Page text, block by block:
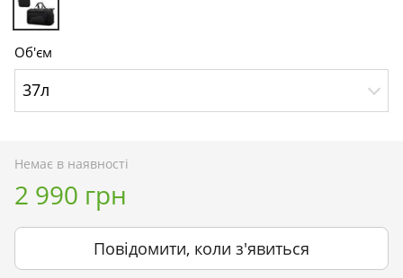
Об'єм
37л
Немає в наявності
2 990 грн
Повідомити, коли з'явиться